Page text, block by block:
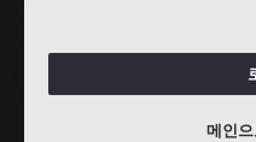
메인으